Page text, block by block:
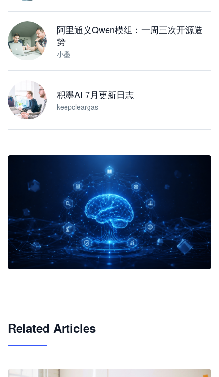
阿里通义Qwen模组：一周三次开源造
势
小墨
积墨AI 7月更新日志
keepcleargas
Related Articles